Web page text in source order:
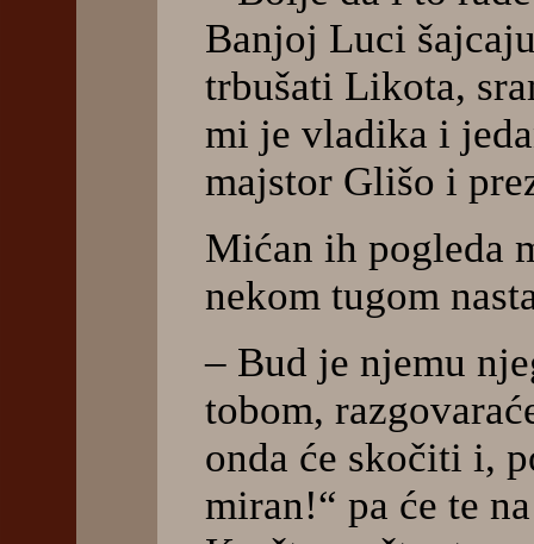
Banjoj Luci
trbušati Likota,
mi je vladika i
majstor Glišo i
Mićan ih pogleda
nekom tugom
– Bud je njemu
tobom,
onda će skočiti i,
miran!“ pa će te